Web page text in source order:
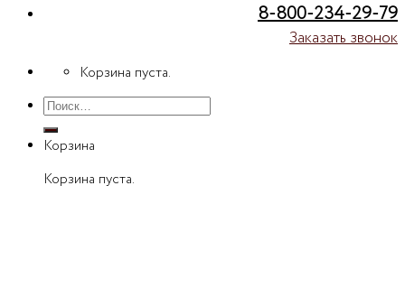
8-800-234-29-79
Заказать звонок
Корзина пуста.
Искать:
Корзина
Корзина пуста.